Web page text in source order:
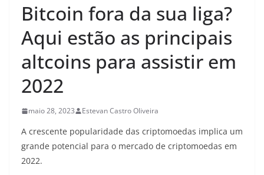
Bitcoin fora da sua liga?
Aqui estão as principais
altcoins para assistir em
2022
maio 28, 2023 Estevan Castro Oliveira
A crescente popularidade das criptomoedas implica um
grande potencial para o mercado de criptomoedas em
2022.